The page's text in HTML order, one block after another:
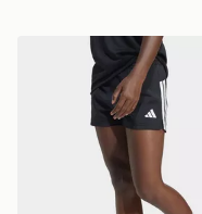
adidas Short Train